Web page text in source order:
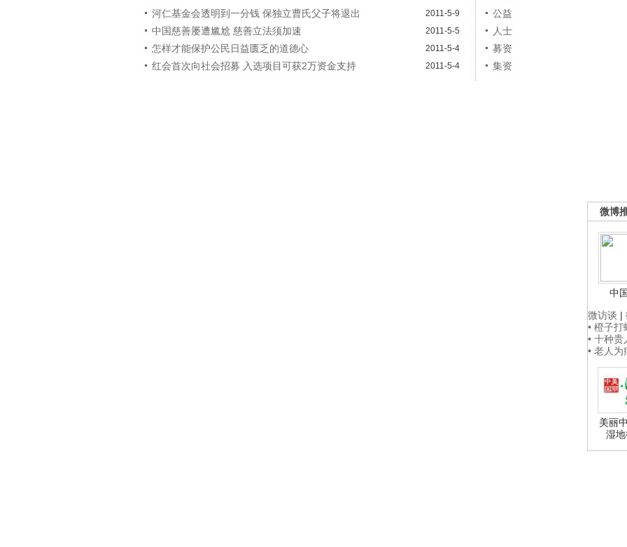
微博
中
微访谈 |
• 橙子打
• 十种
• 老人
美丽
湿
河仁基金会透明到一分钱 保独立曹氏父子将退出
2011-5-9
中国慈善屡遭尴尬 慈善立法须加速 2011-5-5
怎样才能保护公民日益匮乏的道德心 2011-5-4
红会首次向社会招募 入选项目可获2万资金支持 2011-5-4
公益
人士
募资
集资